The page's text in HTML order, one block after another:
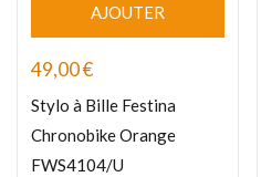
AJOUTER
49,00€
Stylo à Bille Festina
Chronobike Orange
FWS4104/U